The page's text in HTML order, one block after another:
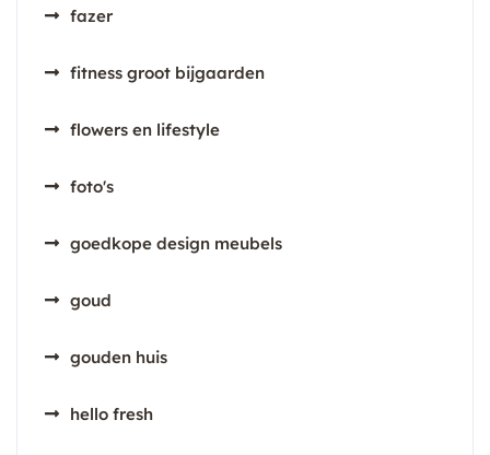
fazer
fitness groot bijgaarden
flowers en lifestyle
foto's
goedkope design meubels
goud
gouden huis
hello fresh